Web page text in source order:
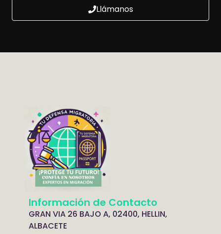
Llámanos
Información de Contacto
GRAN VIA 26 BAJO A, 02400, HELLIN,
ALBACETE